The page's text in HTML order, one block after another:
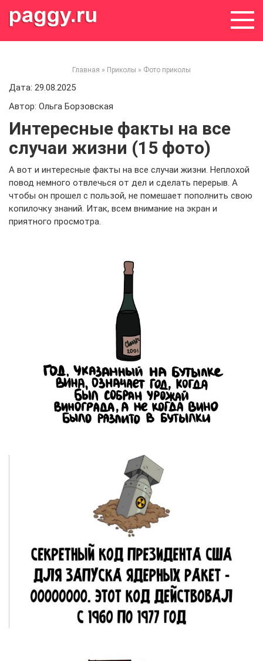
Главная » Приколы » Фото приколы
Дата: 29.08.2025
Автор: Ольга Борзовская
Интересные факты на все
случаи жизни (15 фото)
А вот и интересные факты на все случаи жизни. Неплохой
повод немного отвлечься от дел и сделать перерыв. А
чтобы он прошел с пользой, не помешает пополнить свою
копилочку знаний. Итак, всем внимание на экран и
приятного просмотра.